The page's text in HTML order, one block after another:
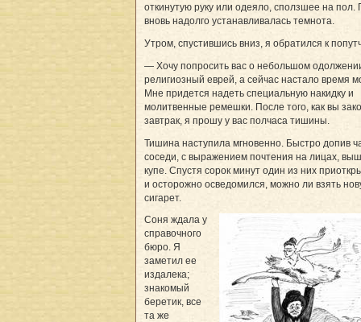
откинутую руку или одеяло, сползшее на пол.
вновь надолго устанавливалась темнота.
Утром, спустившись вниз, я обратился к
— Хочу попросить вас о небольшом
религиозный еврей, а сейчас настало время
Мне придется надеть специальную накидку и
молитвенные ремешки. После того, как вы
завтрак, я прошу у вас полчаса тишины.
Тишина наступила мгновенно. Быстро допив
соседи, с выражением почтения на лицах,
купе. Спустя сорок минут один из них
и осторожно осведомился, можно ли взять
сигарет.
Соня ждала у
справочного
бюро. Я
заметил ее
издалека;
знакомый
беретик, все
та же